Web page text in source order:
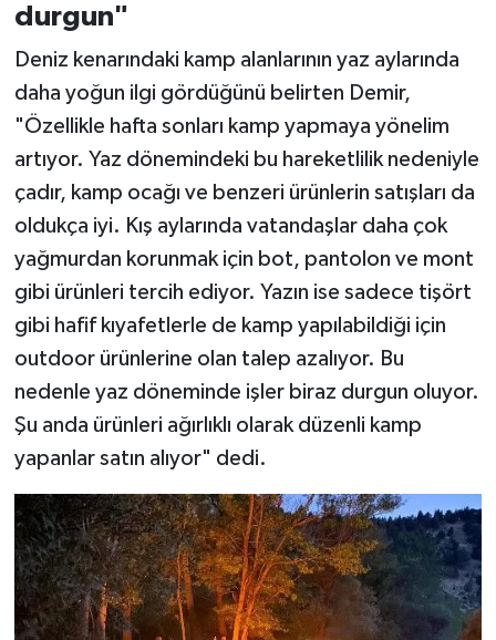
durgun"
Deniz kenarındaki kamp alanlarının yaz aylarında
daha yoğun ilgi gördüğünü belirten Demir,
"Özellikle hafta sonları kamp yapmaya yönelim
artıyor. Yaz dönemindeki bu hareketlilik nedeniyle
çadır, kamp ocağı ve benzeri ürünlerin satışları da
oldukça iyi. Kış aylarında vatandaşlar daha çok
yağmurdan korunmak için bot, pantolon ve mont
gibi ürünleri tercih ediyor. Yazın ise sadece tişört
gibi hafif kıyafetlerle de kamp yapılabildiği için
outdoor ürünlerine olan talep azalıyor. Bu
nedenle yaz döneminde işler biraz durgun oluyor.
Şu anda ürünleri ağırlıklı olarak düzenli kamp
yapanlar satın alıyor" dedi.